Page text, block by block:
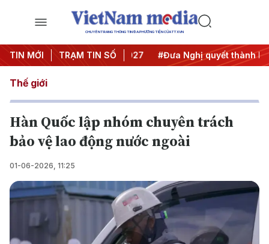
CHUYÊN TRANG THÔNG TIN ĐA PHƯƠNG TIỆN CỦA TTXVN
TIN MỚI TRẠM TIN SỐ
Trung ương 3 #APEC 2027 #Đưa Nghị quyết thành
Thế giới
Hàn Quốc lập nhóm chuyên trách
bảo vệ lao động nước ngoài
01-06-2026, 11:25